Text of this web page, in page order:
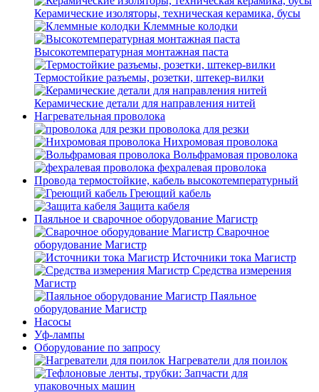
Керамические изоляторы, техническая керамика, бусы
Клеммные колодки
Высокотемпературная монтажная паста
Термостойкие разъемы, розетки, штекер-вилки
Керамические детали для направления нитей
Нагревательная проволока
проволока для резки
Нихромовая проволока
Вольфрамовая проволока
фехралевая проволока
Провода термостойкие, кабель высокотемпературный
Греющий кабель
Защита кабеля
Паяльное и сварочное оборудование Магистр
Сварочное
оборудование Магистр
Источники тока Магистр
Средства измерения
Магистр
Паяльное
оборудование Магистр
Насосы
Уф-лампы
Оборудование по запросу
Нагреватели для поилок